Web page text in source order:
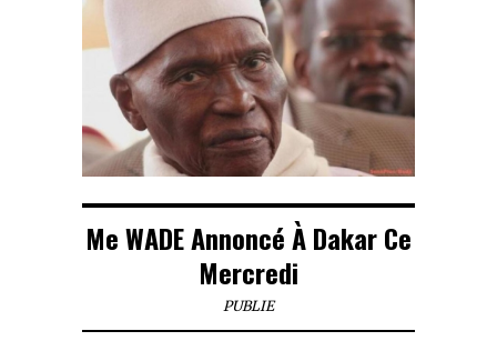
Me WADE Annoncé À Dakar Ce
Mercredi
PUBLIE